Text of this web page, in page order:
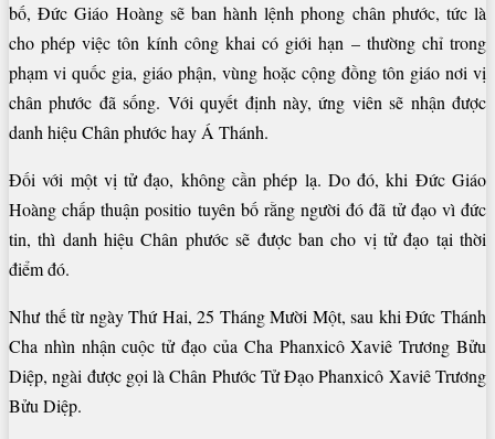
bố, Đức Giáo Hoàng sẽ ban hành lệnh phong chân phước, tức là
cho phép việc tôn kính công khai có giới hạn – thường chỉ trong
phạm vi quốc gia, giáo phận, vùng hoặc cộng đồng tôn giáo nơi vị
chân phước đã sống. Với quyết định này, ứng viên sẽ nhận được
danh hiệu Chân phước hay Á Thánh.
Đối với một vị tử đạo, không cần phép lạ. Do đó, khi Đức Giáo
Hoàng chấp thuận positio tuyên bố rằng người đó đã tử đạo vì đức
tin, thì danh hiệu Chân phước sẽ được ban cho vị tử đạo tại thời
điểm đó.
Như thế từ ngày Thứ Hai, 25 Tháng Mười Một, sau khi Đức Thánh
Cha nhìn nhận cuộc tử đạo của Cha Phanxicô Xaviê Trương Bửu
Diệp, ngài được gọi là Chân Phước Tử Đạo Phanxicô Xaviê Trương
Bửu Diệp.